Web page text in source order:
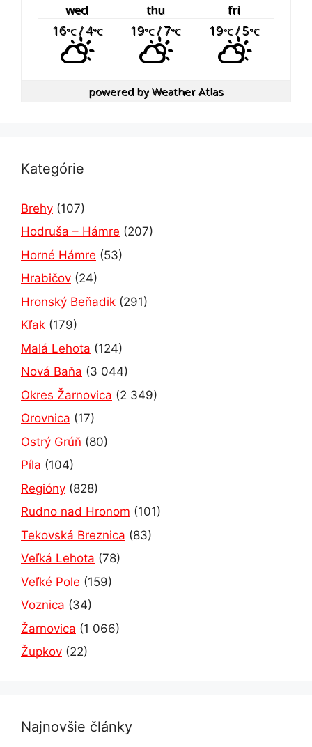
wed thu
fri
16°C/ 4°C 19°C/ 7°C 19°C/ 5°C
powered byWeather Atlas
Kategórie
Brehy (107)
Hodruša – Hámre (207)
Horné Hámre (53)
Hrabičov (24)
Hronský Beňadik (291)
Kľak (179)
Malá Lehota (124)
Nová Baňa (3 044)
Okres Žarnovica (2 349)
Orovnica (17)
Ostrý Grúň (80)
Píla (104)
Regióny (828)
Rudno nad Hronom (101)
Tekovská Breznica (83)
Veľká Lehota (78)
Veľké Pole (159)
Voznica (34)
Žarnovica (1 066)
Župkov (22)
Najnovšie články